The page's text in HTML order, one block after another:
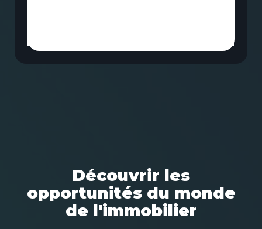
Découvrir les
opportunités du monde
de l'immobilier